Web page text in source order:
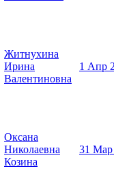
Житнухина
Ирина
Валентиновна
1 Апр
Оксана
Николаевна
Козина
31 Мар